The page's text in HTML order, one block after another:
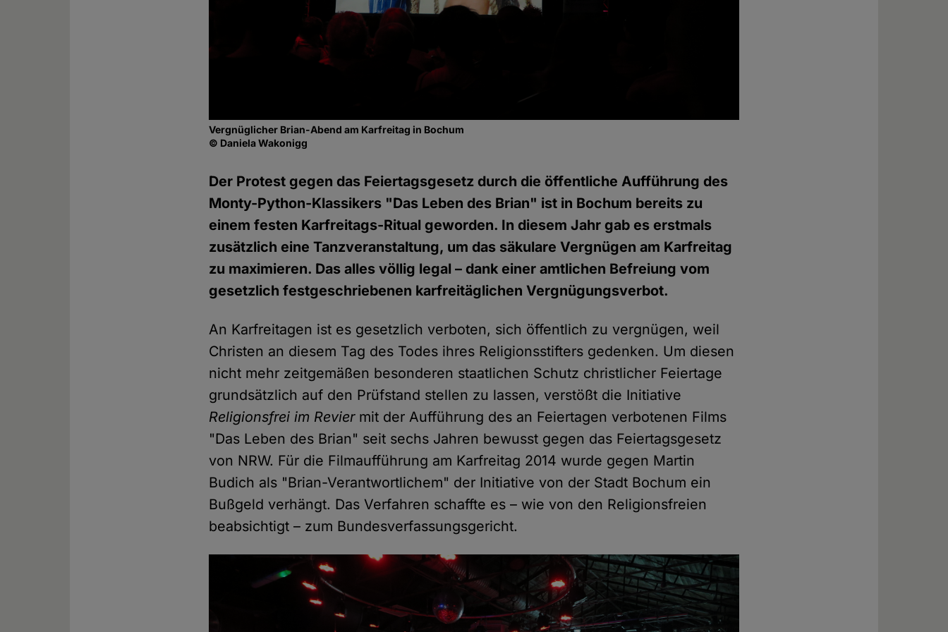
Vergnüglicher Brian-Abend am Karfreitag in Bochum
© Daniela Wakonigg
Der Protest gegen das Feiertagsgesetz durch die öffentliche Aufführung des
Monty-Python-Klassikers "Das Leben des Brian" ist in Bochum bereits zu
einem festen Karfreitags-Ritual geworden. In diesem Jahr gab es erstmals
zusätzlich eine Tanzveranstaltung, um das säkulare Vergnügen am Karfreitag
zu maximieren. Das alles völlig legal – dank einer amtlichen Befreiung vom
gesetzlich festgeschriebenen karfreitäglichen Vergnügungsverbot.
An Karfreitagen ist es gesetzlich verboten, sich öffentlich zu vergnügen, weil
Christen an diesem Tag des Todes ihres Religionsstifters gedenken. Um diesen
nicht mehr zeitgemäßen besonderen staatlichen Schutz christlicher Feiertage
grundsätzlich auf den Prüfstand stellen zu lassen, verstößt die Initiative
Religionsfrei im Reviermit der Aufführung des an Feiertagen verbotenen Films
"Das Leben des Brian" seit sechs Jahren bewusst gegen das Feiertagsgesetz
von NRW. Für die Filmaufführung am Karfreitag 2014 wurde gegen Martin
Budich als "Brian-Verantwortlichem" der Initiative von der Stadt Bochum ein
Bußgeld verhängt. Das Verfahren schaffte es – wie von den Religionsfreien
beabsichtigt – zum Bundesverfassungsgericht.